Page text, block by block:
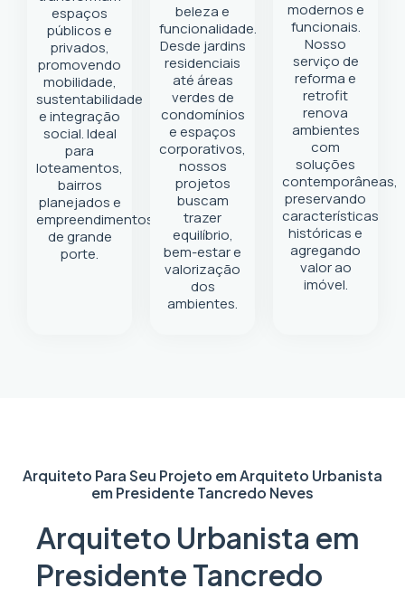
espaços
públicos e
privados,
promovendo
mobilidade,
sustentabilidade
e integração
social. Ideal
para
loteamentos,
bairros
planejados e
empreendimentos
de grande
porte.
beleza e
funcionalidade.
Desde jardins
residenciais
até áreas
verdes de
condomínios
e espaços
corporativos,
nossos
projetos
buscam
trazer
equilíbrio,
bem-estar e
valorização
dos
ambientes.
modernos e
funcionais.
Nosso
serviço de
reforma e
retrofit
renova
ambientes
com
soluções
contemporâneas,
preservando
características
históricas e
agregando
valor ao
imóvel.
Arquiteto Para Seu Projeto emArquiteto Urbanista
em Presidente Tancredo Neves
Arquiteto Urbanista em
Presidente Tancredo